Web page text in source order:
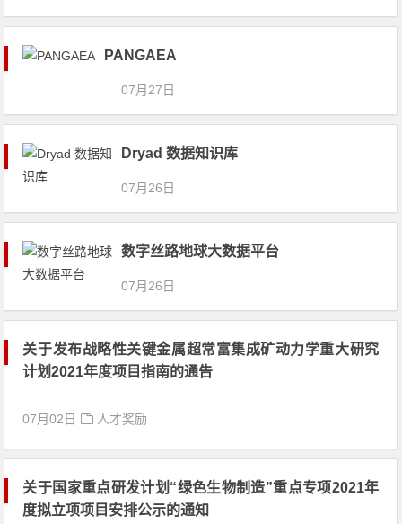
PANGAEA
07月27日
Dryad 数据知识库
07月26日
数字丝路地球大数据平台
07月26日
关于发布战略性关键金属超常富集成矿动力学重大研究
计划2021年度项目指南的通告
07月02日 人才奖励
关于国家重点研发计划“绿色生物制造”重点专项2021年
度拟立项项目安排公示的通知